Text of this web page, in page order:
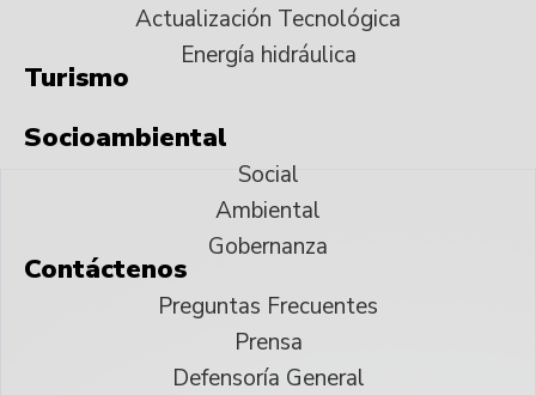
Actualización Tecnológica
Energía hidráulica
Turismo
Socioambiental
Social
Ambiental
Gobernanza
Contáctenos
Preguntas Frecuentes
Prensa
Defensoría General